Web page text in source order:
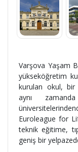
Varşova Yaşam
yükseköğretim
kurulan okul, bir
aynı
Euroleague for
teknik eğitime,
geniş bir